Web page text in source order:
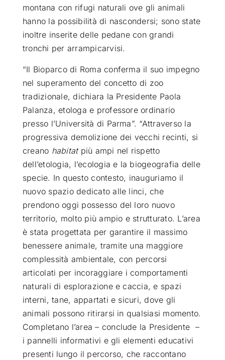
montana con rifugi naturali ove gli animali
hanno la possibilità di nascondersi; sono state
inoltre inserite delle pedane con grandi
tronchi per arrampicarvisi.
“Il Bioparco di Roma conferma il suo impegno
nel superamento del concetto di zoo
tradizionale, dichiara la Presidente Paola
Palanza, etologa e professore ordinario
presso l’Università di Parma”. “Attraverso la
progressiva demolizione dei vecchi recinti, si
creano habitatpiù ampi nel rispetto
dell’etologia, l’ecologia e la biogeografia delle
specie. In questo contesto, inauguriamo il
nuovo spazio dedicato alle linci, che
prendono oggi possesso del loro nuovo
territorio, molto più ampio e strutturato. L’area
è stata progettata per garantire il massimo
benessere animale, tramite una maggiore
complessità ambientale, con percorsi
articolati per incoraggiare i comportamenti
naturali di esplorazione e caccia, e spazi
interni, tane, appartati e sicuri, dove gli
animali possono ritirarsi in qualsiasi momento.
Completano l’area – conclude la Presidente –
i pannelli informativi e gli elementi educativi
presenti lungo il percorso, che raccontano